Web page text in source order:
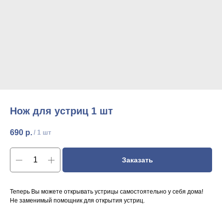
Нож для устриц 1 шт
690 р. / 1 шт
Заказать
Теперь Вы можете открывать устрицы самостоятельно у себя дома!
Не заменимый помощник для открытия устриц.